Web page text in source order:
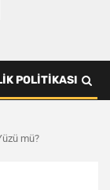
POLITIKASI
mü?